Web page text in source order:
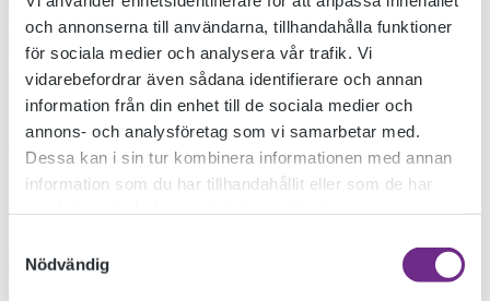
och annonserna till användarna, tillhandahålla funktioner
för sociala medier och analysera vår trafik. Vi
vidarebefordrar även sådana identifierare och annan
information från din enhet till de sociala medier och
annons- och analysföretag som vi samarbetar med.
Dessa kan i sin tur kombinera informationen med annan
information som du har tillhandahållit eller som de har
Nödvändig